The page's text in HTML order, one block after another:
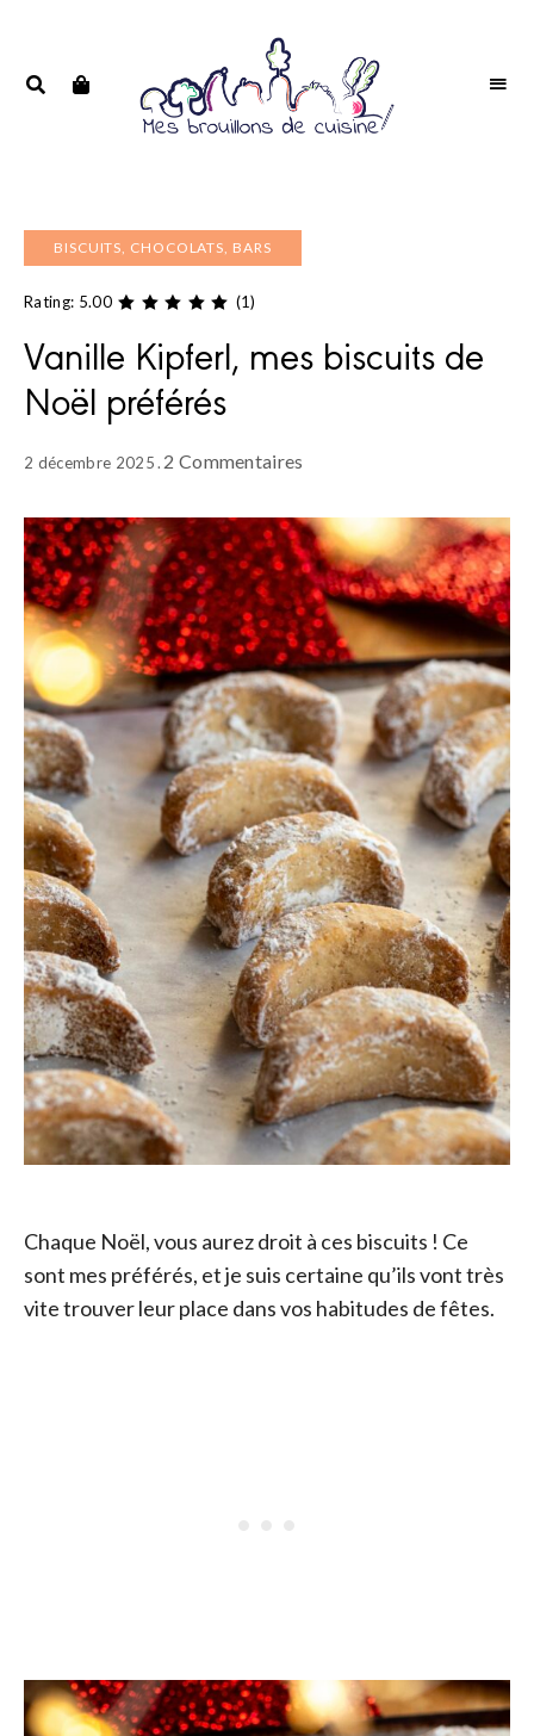
BISCUITS, CHOCOLATS, BARS
Rating: 5.00 (1)
Vanille Kipferl, mes biscuits de
Noël préférés
2 décembre 2025 2 Commentaires
Chaque Noël, vous aurez droit à ces biscuits ! Ce
sont mes préférés, et je suis certaine qu’ils vont très
vite trouver leur place dans vos habitudes de fêtes.